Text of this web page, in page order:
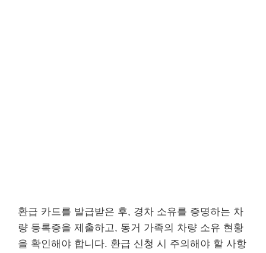
환급 카드를 발급받은 후, 경차 소유를 증명하는 차
량 등록증을 제출하고, 동거 가족의 차량 소유 현황
을 확인해야 합니다. 환급 신청 시 주의해야 할 사항